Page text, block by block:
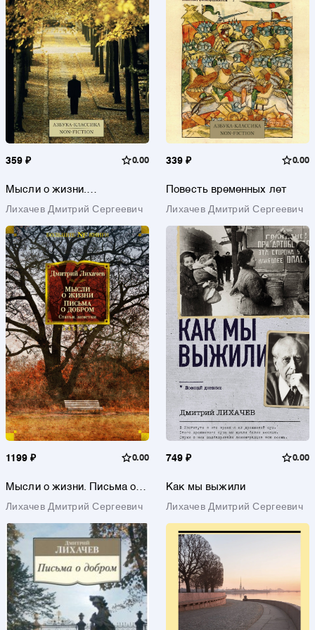
359 ₽ 0.00
Мысли о жизни.
Лихачев Дмитрий Сергеевич
339 ₽ 0.00
Повесть временных лет
Лихачев Дмитрий Сергеевич
1199 ₽ 0.00
Мысли о жизни. Письма о
Лихачев Дмитрий Сергеевич
749 ₽ 0.00
Как мы выжили
Лихачев Дмитрий Сергеевич